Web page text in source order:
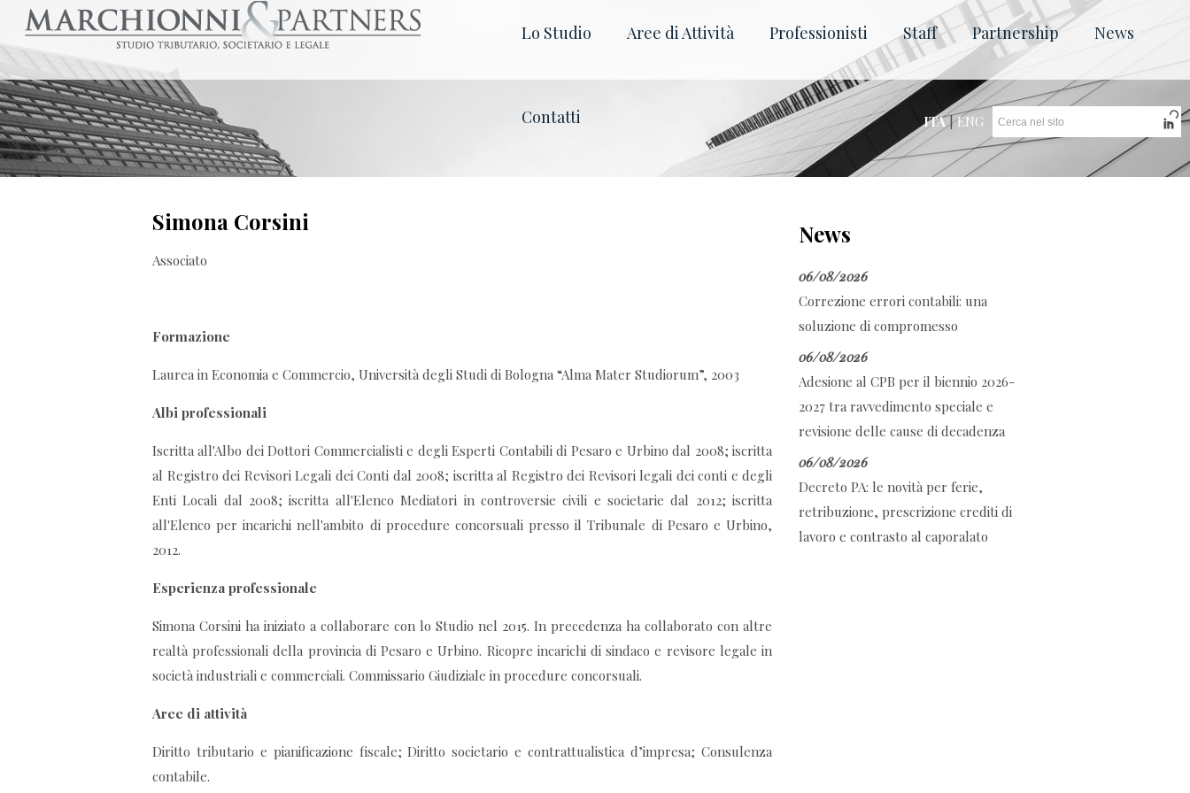
ITA|ENG
Lo Studio Aree di Attività Professionisti Staff Partnership News
Contatti
Simona Corsini
Associato
Formazione
Laurea in Economia e Commercio, Università degli Studi di Bologna “Alma Mater Studiorum”, 2003
Albi professionali
Iscritta all'Albo dei Dottori Commercialisti e degli Esperti Contabili di Pesaro e Urbino dal 2008; iscritta
al Registro dei Revisori Legali dei Conti dal 2008; iscritta al Registro dei Revisori legali dei conti e degli
Enti Locali dal 2008; iscritta all'Elenco Mediatori in controversie civili e societarie dal 2012; iscritta
all'Elenco per incarichi nell'ambito di procedure concorsuali presso il Tribunale di Pesaro e Urbino,
2012.
Esperienza professionale
Simona Corsini ha iniziato a collaborare con lo Studio nel 2015. In precedenza ha collaborato con altre
realtà professionali della provincia di Pesaro e Urbino. Ricopre incarichi di sindaco e revisore legale in
società industriali e commerciali. Commissario Giudiziale in procedure concorsuali.
Aree di attività
Diritto tributario e pianificazione fiscale; Diritto societario e contrattualistica d’impresa; Consulenza
contabile.
News
06/08/2026
Correzione errori contabili: una
soluzione di compromesso
06/08/2026
Adesione al CPB per il biennio 2026-
2027 tra ravvedimento speciale e
revisione delle cause di decadenza
06/08/2026
Decreto PA: le novità per ferie,
retribuzione, prescrizione crediti di
lavoro e contrasto al caporalato